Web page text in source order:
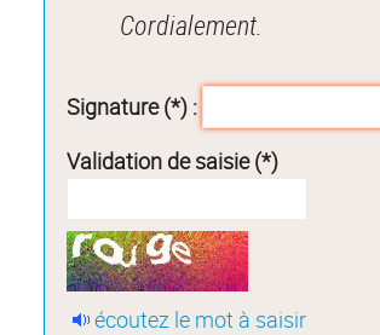
Cordialement.
Signature (*) :
Validation de saisie (*)
écoutez le mot à saisir